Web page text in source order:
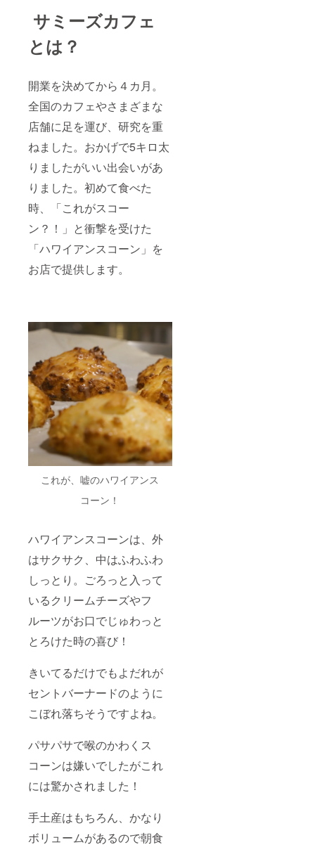
サミーズカフェ
とは？
開業を決めてから４カ月。
全国のカフェやさまざまな
店舗に足を運び、研究を重
ねました。おかげで5キロ太
りましたがいい出会いがあ
りました。初めて食べた
時、「これがスコー
ン？！」と衝撃を受けた
「ハワイアンスコーン」を
お店で提供します。
これが、嘘のハワイアンス
コーン！
ハワイアンスコーンは、外
はサクサク、中はふわふわ
しっとり。ごろっと入って
いるクリームチーズやフ
ルーツがお口でじゅわっと
とろけた時の喜び！
きいてるだけでもよだれが
セントバーナードのように
こぼれ落ちそうですよね。
パサパサで喉のかわくス
コーンは嫌いでしたがこれ
には驚かされました！
手土産はもちろん、かなり
ボリュームがあるので朝食